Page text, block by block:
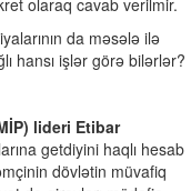
olaraq cavab verilmir.
da məsələ ilə
hansı işlər görə bilərlər?
lideri Etibar
getdiyini haqlı hesab
dövlətin müvafiq